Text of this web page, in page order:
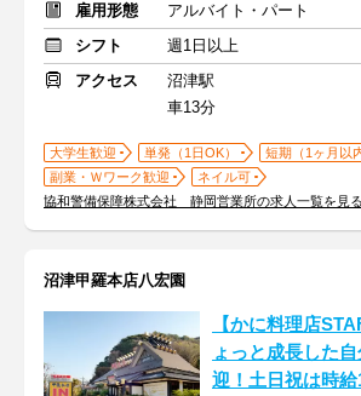
雇用形態
アルバイト・パート
シフト
週1日以上
アクセス
沼津駅
車13分
大学生歓迎 単発（1日OK）
短期（1ヶ月以
副業・Ｗワーク歓迎
ネイル可
協和警備保障株式会社 静岡営業所の求人一覧を見る
沼津甲羅本店八宏園
【かに料理店
ょっと成長した
迎！土日祝は時